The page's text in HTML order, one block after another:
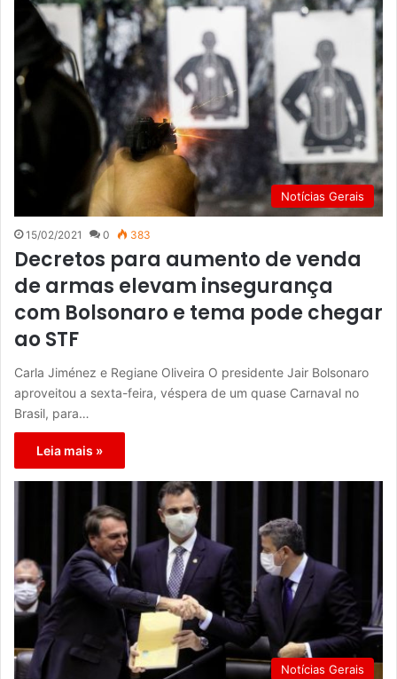
Notícias Gerais
15/02/2021 0 383
Decretos para aumento de venda
de armas elevam insegurança
com Bolsonaro e tema pode chegar
ao STF
Carla Jiménez e Regiane Oliveira O presidente Jair Bolsonaro
aproveitou a sexta-feira, véspera de um quase Carnaval no
Brasil, para…
Leia mais »
Notícias Gerais